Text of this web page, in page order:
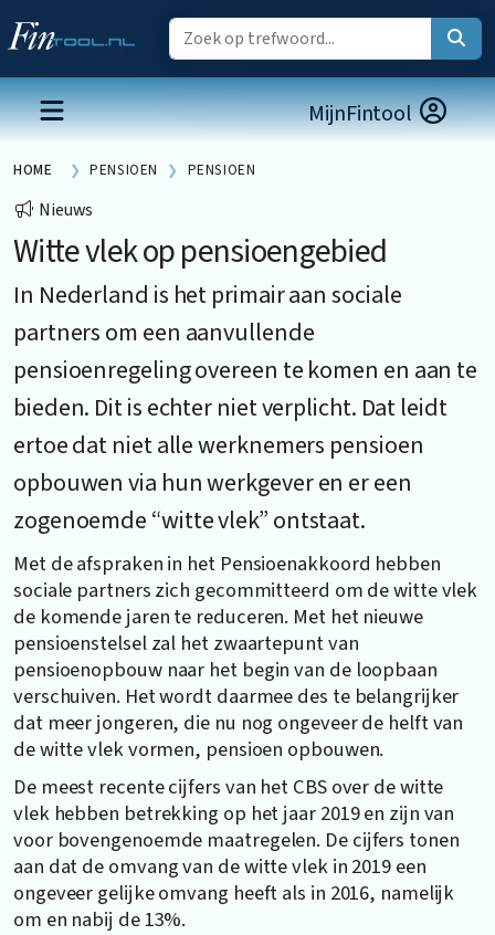
MijnFintool
HOME PENSIOEN PENSIOEN
Nieuws
Witte vlek op pensioengebied
In Nederland is het primair aan sociale
partners om een aanvullende
pensioenregeling overeen te komen en aan te
bieden. Dit is echter niet verplicht. Dat leidt
ertoe dat niet alle werknemers pensioen
opbouwen via hun werkgever en er een
zogenoemde “witte vlek” ontstaat.
Met de afspraken in het Pensioenakkoord hebben
sociale partners zich gecommitteerd om de witte vlek
de komende jaren te reduceren. Met het nieuwe
pensioenstelsel zal het zwaartepunt van
pensioenopbouw naar het begin van de loopbaan
verschuiven. Het wordt daarmee des te belangrijker
dat meer jongeren, die nu nog ongeveer de helft van
de witte vlek vormen, pensioen opbouwen.
De meest recente cijfers van het CBS over de witte
vlek hebben betrekking op het jaar 2019 en zijn van
voor bovengenoemde maatregelen. De cijfers tonen
aan dat de omvang van de witte vlek in 2019 een
ongeveer gelijke omvang heeft als in 2016, namelijk
om en nabij de 13%.